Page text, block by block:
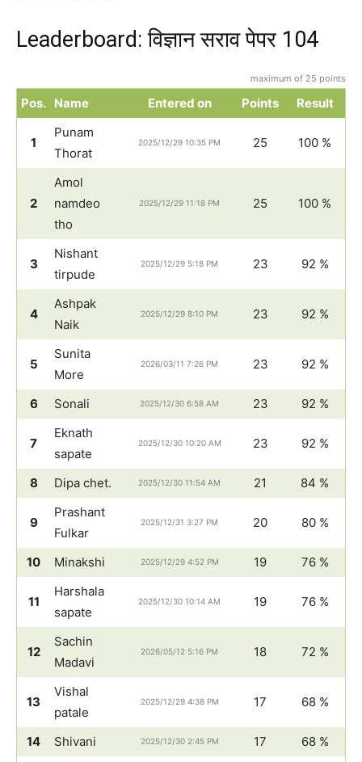
Leaderboard: विज्ञान सराव पेपर 104
maximum of 25 points
Pos. Name Entered on Points Result
1
Punam
Thorat
2025/12/29 10:35 PM 25 100 %
2
Amol
namdeo
tho
2025/12/29 11:18 PM 25 100 %
3
Nishant
tirpude
2025/12/29 5:18 PM 23 92 %
4
Ashpak
Naik
2025/12/29 8:10 PM 23 92 %
5
Sunita
More
2026/03/11 7:26 PM 23 92 %
6 Sonali 2025/12/30 6:58 AM 23 92 %
7
Eknath
sapate
2025/12/30 10:20 AM 23 92 %
8 Dipa chet. 2025/12/30 11:54 AM 21 84 %
9
Prashant
Fulkar
2025/12/31 3:27 PM 20 80 %
10 Minakshi 2025/12/29 4:52 PM 19 76 %
11
Harshala
sapate
2025/12/30 10:14 AM 19 76 %
12
Sachin
Madavi
2026/05/12 5:16 PM 18 72 %
13
Vishal
patale
2025/12/29 4:38 PM 17 68 %
14 Shivani 2025/12/30 2:45 PM 17 68 %